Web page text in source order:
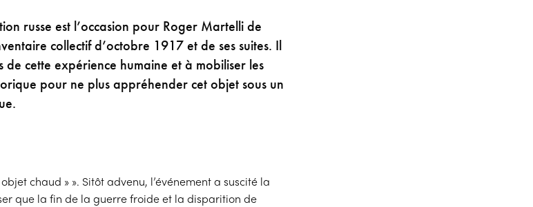
russe est l’occasion pour Roger Martelli de
collectif d’octobre 1917 et de ses suites. Il
de cette expérience humaine et à mobiliser les
pour ne plus appréhender cet objet sous un
chaud » ». Sitôt advenu, l’événement a suscité la
que la fin de la guerre froide et la disparition de